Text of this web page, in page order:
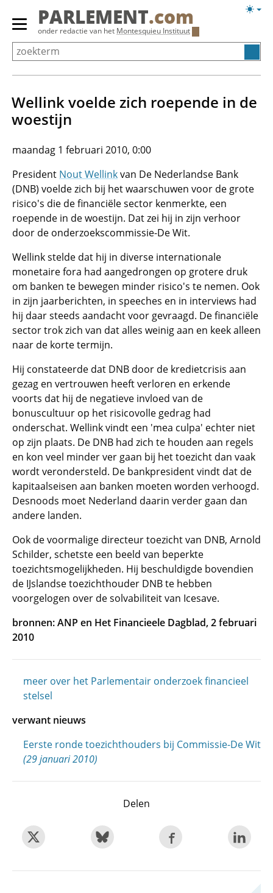
Overslaan
Primair
menu
tonen/verbergen
PARLEMENT.com
onder redactie van het Montesquieu Instituut
Wellink voelde zich roepende in de
woestijn
maandag 1 februari 2010, 0:00
President Nout Wellinkvan De Nederlandse Bank
(DNB) voelde zich bij het waarschuwen voor de grote
risico's die de financiële sector kenmerkte, een
roepende in de woestijn. Dat zei hij in zijn verhoor
door de onderzoekscommissie-De Wit.
Wellink stelde dat hij in diverse internationale
monetaire fora had aangedrongen op grotere druk
om banken te bewegen minder risico's te nemen. Ook
in zijn jaarberichten, in speeches en in interviews had
hij daar steeds aandacht voor gevraagd. De financiële
sector trok zich van dat alles weinig aan en keek alleen
naar de korte termijn.
Hij constateerde dat DNB door de kredietcrisis aan
gezag en vertrouwen heeft verloren en erkende
voorts dat hij de negatieve invloed van de
bonuscultuur op het risicovolle gedrag had
onderschat. Wellink vindt een 'mea culpa' echter niet
op zijn plaats. De DNB had zich te houden aan regels
en kon veel minder ver gaan bij het toezicht dan vaak
wordt verondersteld. De bankpresident vindt dat de
kapitaalseisen aan banken moeten worden verhoogd.
Desnoods moet Nederland daarin verder gaan dan
andere landen.
Ook de voormalige directeur toezicht van DNB, Arnold
Schilder, schetste een beeld van beperkte
toezichtsmogelijkheden. Hij beschuldigde bovendien
de IJslandse toezichthouder DNB te hebben
voorgelogen over de solvabiliteit van Icesave.
bronnen: ANP en Het Financieele Dagblad, 2 februari
2010
meer over het Parlementair onderzoek financieel
stelsel
verwant nieuws
Eerste ronde toezichthouders bij Commissie-De Wit
(29 januari 2010)
Delen